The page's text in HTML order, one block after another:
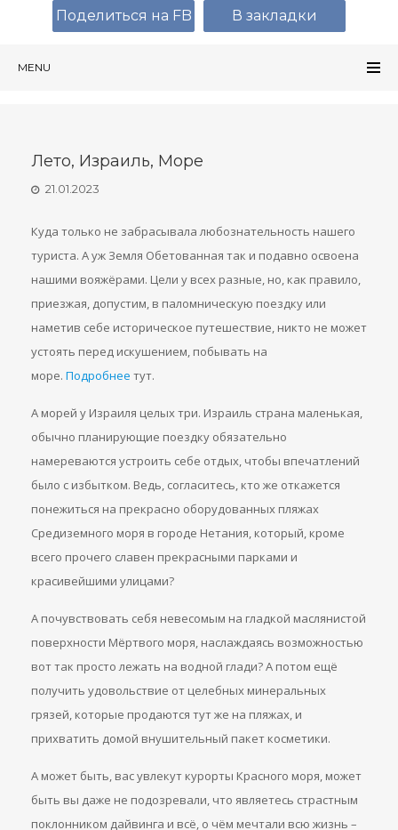
MENU
Лето, Израиль, Море
21.01.2023
Куда только не забрасывала любознательность нашего
туриста. А уж Земля Обетованная так и подавно освоена
нашими вояжёрами. Цели у всех разные, но, как правило,
приезжая, допустим, в паломническую поездку или
наметив себе историческое путешествие, никто не может
устоять перед искушением, побывать на
море. Подробнее тут.
А морей у Израиля целых три. Израиль страна маленькая,
обычно планирующие поездку обязательно
намереваются устроить себе отдых, чтобы впечатлений
было с избытком. Ведь, согласитесь, кто же откажется
понежиться на прекрасно оборудованных пляжах
Средиземного моря в городе Нетания, который, кроме
всего прочего славен прекрасными парками и
красивейшими улицами?
А почувствовать себя невесомым на гладкой маслянистой
поверхности Мёртвого моря, наслаждаясь возможностью
вот так просто лежать на водной глади? А потом ещё
получить удовольствие от целебных минеральных
грязей, которые продаются тут же на пляжах, и
прихватить домой внушительный пакет косметики.
А может быть, вас увлекут курорты Красного моря, может
быть вы даже не подозревали, что являетесь страстным
поклонником дайвинга и всё, о чём мечтали всю жизнь –
Поделиться на FB В закладки